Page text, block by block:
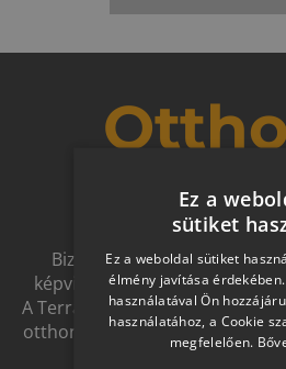
Biztonságot nyújtó, és
képviselő, egymással
A Terrán ernyőmárkának
otthon átfogó, egymásra épülő
ölthet
Ez a
sütiket
Ez a weboldal sütiket
élmény javítása
használatával Ön
használatához, a Cookie
megfelelően.